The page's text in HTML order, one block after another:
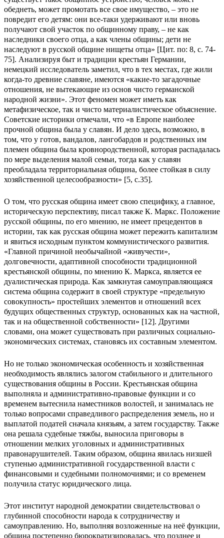
обеднеть, может промотать все свое имущество, – это не
повредит его детям: они все-таки удерживают или вновь
получают свой участок по общинному праву, – не как
наследники своего отца, а как члены общины; дети не
наследуют в русской общине нищеты отца» [Цит. по: 8, с. 74-
75]. Анализируя быт и традиции крестьян Германии,
немецкий исследователь заметил, что в тех местах, где жили
когда-то древние славяне, имеются «какие-то загадочные
отношения, не вытекающие из основ чисто германской
народной жизни». Этот феномен может иметь как
метафизическое, так и чисто материалистическое объяснение.
Советские историки отмечали, что «в Европе наиболее
прочной община была у славян. И дело здесь, возможно, в
том, что у готов, вандалов, лангобардов и родственных им
племен община была кровнородственной, которая распадалась
по мере выделения малой семьи, тогда как у славян
преобладала территориальная община, более стойкая в силу
хозяйственной целесообразности» [5, c.35].
О том, что русская община имеет свою специфику, а главное,
историческую перспективу, писал также К. Маркс. Положение
русской общины, по его мнению, не имеет прецедентов в
истории, так как русская община может пережить капитализм
и явиться исходным пунктом коммунистического развития.
«Главной причиной необычайной «живучести»,
долговечности, адаптивной способности традиционной
крестьянской общины, по мнению К. Маркса, является ее
дуалистическая природа. Как замкнутая самоуправляющаяся
система община содержит в своей структуре «предельную
совокупность» простейших элементов и отношений всех
будущих общественных структур, основанных как на частной,
так и на общественной собственности» [12]. Другими
словами, она может существовать при различных социально-
экономических системах, становясь их составным элементом.
Но не только экономическая особенность и хозяйственная
необходимость являлись залогом стабильного и длительного
существования общины в России. Крестьянская община
выполняла и административно-правовые функции и со
временем вытеснила наместников волостей, и занималась не
только вопросами справедливого распределения земель, но и
выплатой податей сначала князьям, а затем государству. Также
она решала судебные тяжбы, выносила приговоры в
отношении мелких уголовных и административных
правонарушителей. Таким образом, община явилась низшей
ступенью административной государственной власти с
финансовыми и судебными полномочиями; и со временем
получила статус юридического лица.
Этот институт народной демократии свидетельствовал о
глубинной способности народа к сотрудничеству и
самоуправлению. Но, выполняя возложенные на неё функции,
община постепенно бюрократизировалась, что позднее и